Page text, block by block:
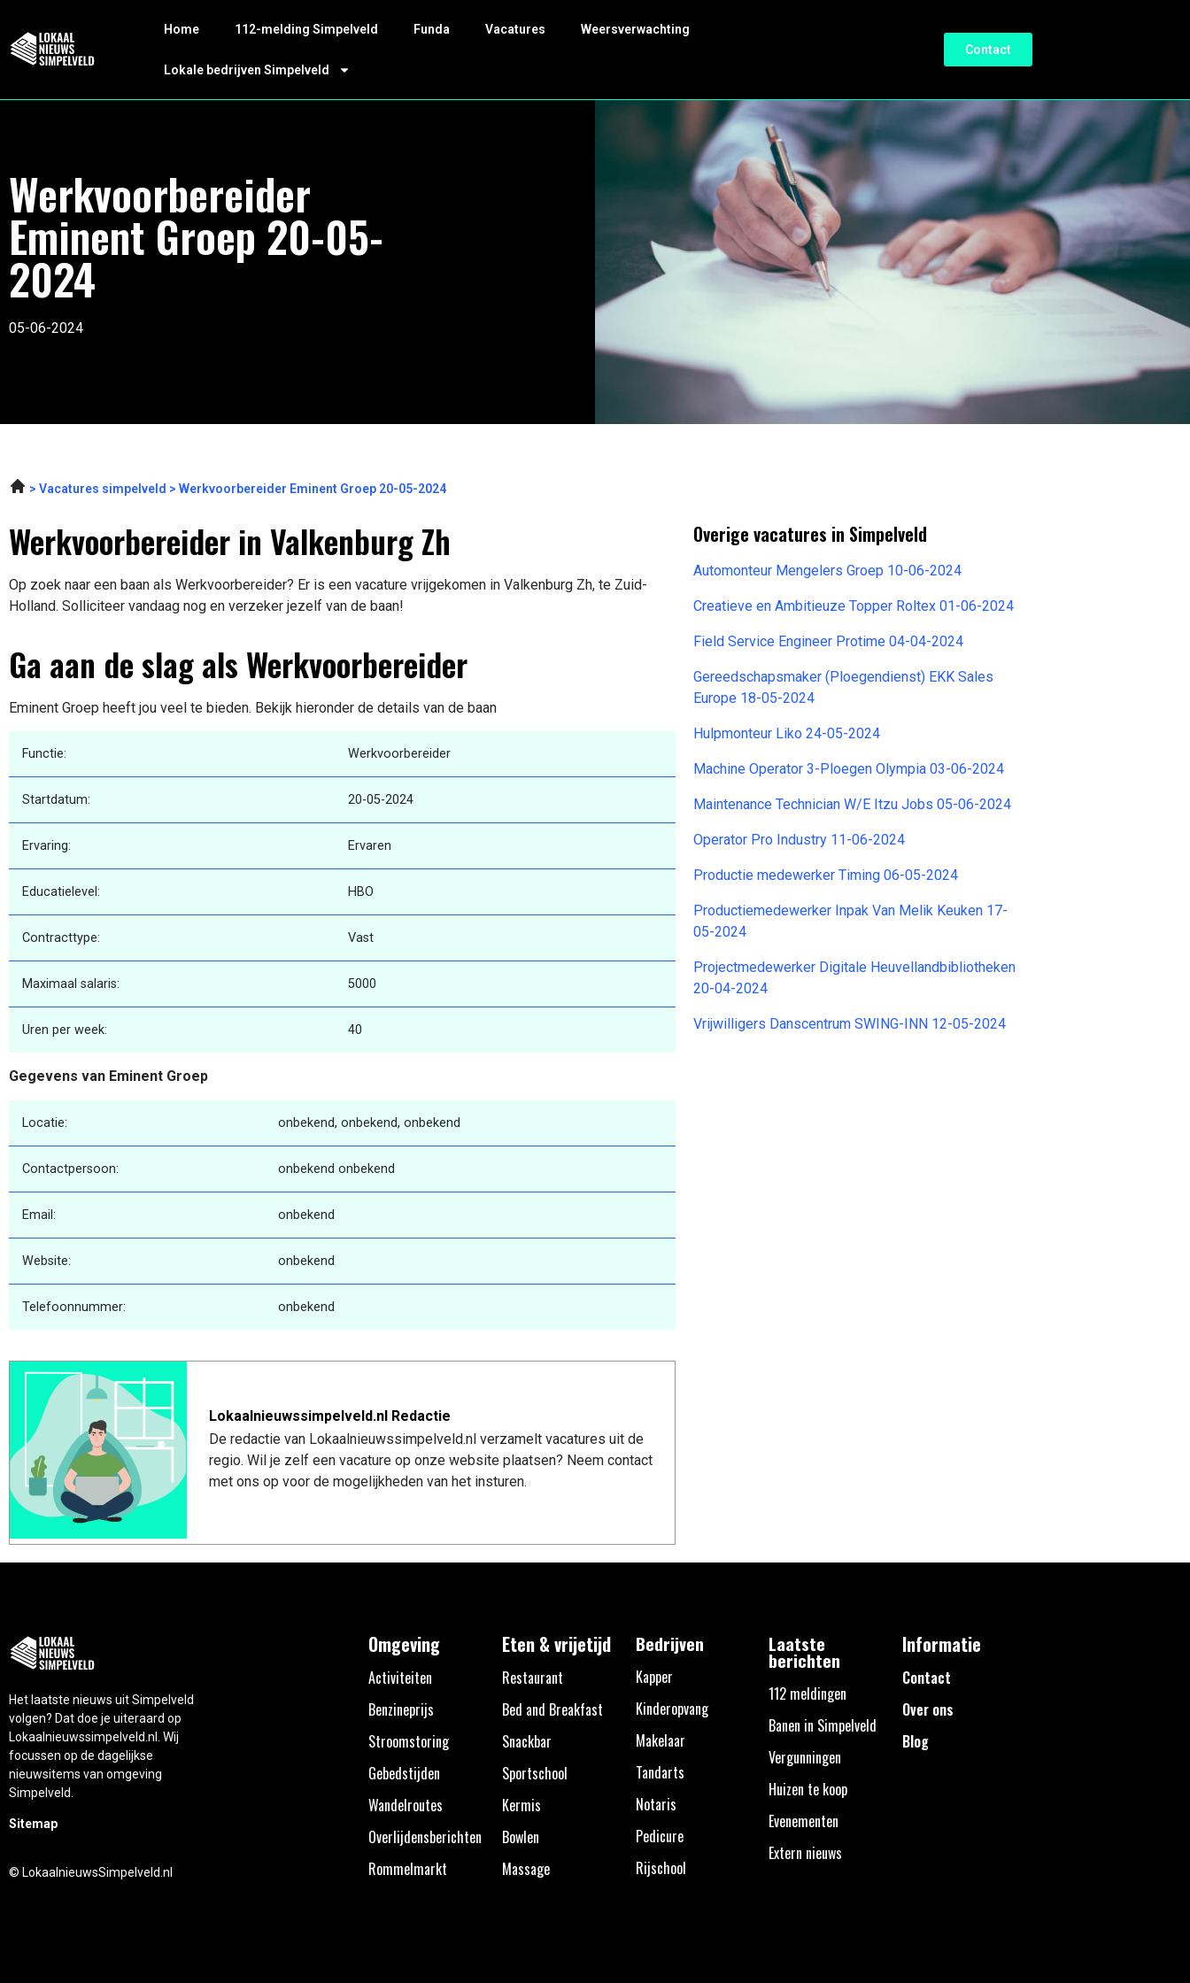
Home 112-melding Simpelveld Funda Vacatures Weersverwachting
Lokale bedrijven Simpelveld
Contact
Werkvoorbereider
Eminent Groep 20-05-
2024
05-06-2024
Vacatures simpelveld Werkvoorbereider Eminent Groep 20-05-2024
Werkvoorbereider in Valkenburg Zh
Op zoek naar een baan als Werkvoorbereider? Er is een vacature vrijgekomen in Valkenburg Zh, te Zuid-
Holland. Solliciteer vandaag nog en verzeker jezelf van de baan!
Ga aan de slag als Werkvoorbereider
Eminent Groep heeft jou veel te bieden. Bekijk hieronder de details van de baan
Functie: Werkvoorbereider
Startdatum: 20-05-2024
Ervaring: Ervaren
Educatielevel: HBO
Contracttype: Vast
Maximaal salaris: 5000
Uren per week: 40
Gegevens van Eminent Groep
Locatie: onbekend, onbekend, onbekend
Contactpersoon: onbekend onbekend
Email: onbekend
Website: onbekend
Telefoonnummer: onbekend
Lokaalnieuwssimpelveld.nl Redactie
De redactie van Lokaalnieuwssimpelveld.nl verzamelt vacatures uit de
regio. Wil je zelf een vacature op onze website plaatsen? Neem contact
met ons op voor de mogelijkheden van het insturen.
Overige vacatures in Simpelveld
Automonteur Mengelers Groep 10-06-2024
Creatieve en Ambitieuze Topper Roltex 01-06-2024
Field Service Engineer Protime 04-04-2024
Gereedschapsmaker (Ploegendienst) EKK Sales
Europe 18-05-2024
Hulpmonteur Liko 24-05-2024
Machine Operator 3-Ploegen Olympia 03-06-2024
Maintenance Technician W/E Itzu Jobs 05-06-2024
Operator Pro Industry 11-06-2024
Productie medewerker Timing 06-05-2024
Productiemedewerker Inpak Van Melik Keuken 17-
05-2024
Projectmedewerker Digitale Heuvellandbibliotheken
20-04-2024
Vrijwilligers Danscentrum SWING-INN 12-05-2024
Het laatste nieuws uit Simpelveld
volgen? Dat doe je uiteraard op
Lokaalnieuwssimpelveld.nl. Wij
focussen op de dagelijkse
nieuwsitems van omgeving
Simpelveld.
Sitemap
© LokaalnieuwsSimpelveld.nl
Omgeving
Activiteiten
Benzineprijs
Stroomstoring
Gebedstijden
Wandelroutes
Overlijdensberichten
Rommelmarkt
Eten & vrijetijd
Restaurant
Bed and Breakfast
Snackbar
Sportschool
Kermis
Bowlen
Massage
Bedrijven
Kapper
Kinderopvang
Makelaar
Tandarts
Notaris
Pedicure
Rijschool
Laatste
berichten
112 meldingen
Banen in Simpelveld
Vergunningen
Huizen te koop
Evenementen
Extern nieuws
Informatie
Contact
Over ons
Blog